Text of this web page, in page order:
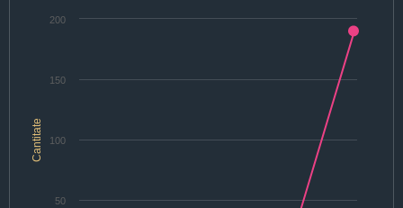
Cantitate
50
100
150
200